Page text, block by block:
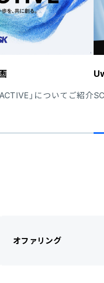
」についてご紹介
オファリング